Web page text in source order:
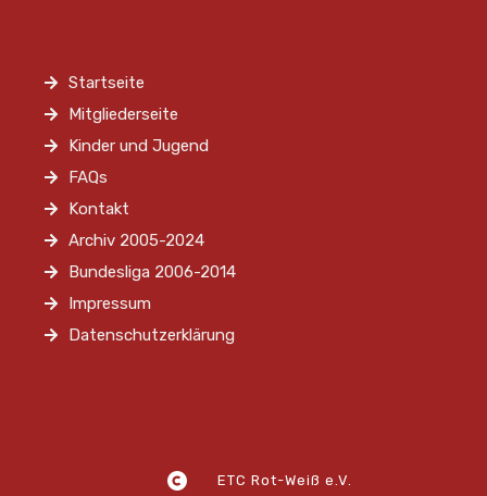
Startseite
Mitgliederseite
Kinder und Jugend
FAQs
Kontakt
Archiv 2005-2024
Bundesliga 2006-2014
Impressum
Datenschutzerklärung
ETC Rot-Weiß e.V.